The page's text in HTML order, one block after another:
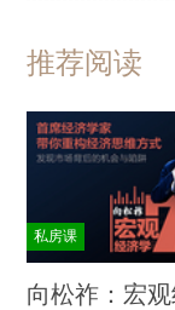
推荐阅读
私房课
向松祚：宏